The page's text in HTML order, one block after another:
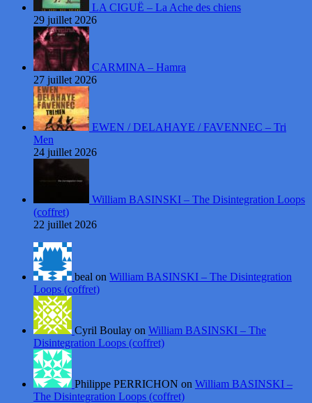
LA CIGUË – La Ache des chiens
29 juillet 2026
CARMINA – Hamra
27 juillet 2026
EWEN / DELAHAYE / FAVENNEC – Tri
Men
24 juillet 2026
William BASINSKI – The Disintegration Loops
(coffret)
22 juillet 2026
beal on William BASINSKI – The Disintegration
Loops (coffret)
Cyril Boulay on William BASINSKI – The
Disintegration Loops (coffret)
Philippe PERRICHON on William BASINSKI –
The Disintegration Loops (coffret)